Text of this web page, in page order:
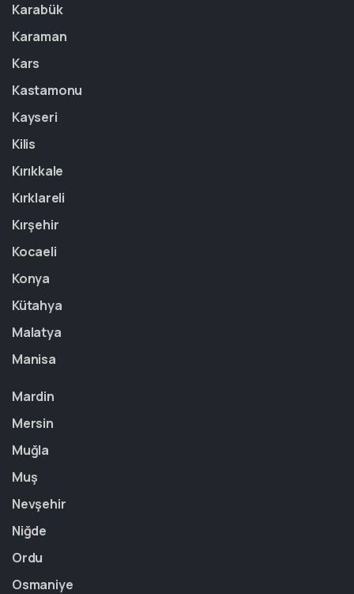
Karabük
Karaman
Kars
Kastamonu
Kayseri
Kilis
Kırıkkale
Kırklareli
Kırşehir
Kocaeli
Konya
Kütahya
Malatya
Manisa
Mardin
Mersin
Muğla
Muş
Nevşehir
Niğde
Ordu
Osmaniye